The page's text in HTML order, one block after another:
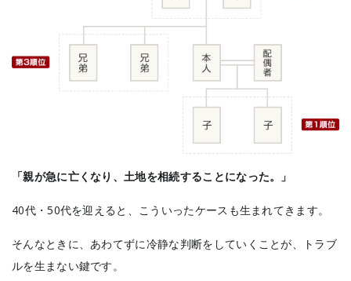
「親が急に亡くなり、土地を相続することになった。」
40代・50代を迎えると、こういったケースも生まれてきます。
そんなときに、あわてずに冷静な判断をしていくことが、トラブ
ルを生まない鍵です。